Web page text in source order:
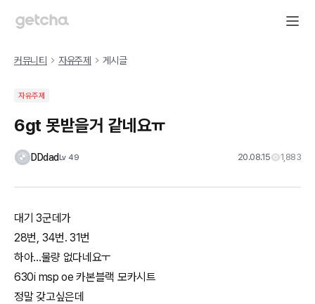
커뮤니티 자유주제 게시글
자유주제
6gt 못받을거 같네요ㅠ
DDdadLv49 20.08.15 1,883
대기 3군데가
28번, 34번. 31번
하아...물량 없다네요ㅜ
630i msp oe 카본블랙 모카시트
정말 갖고싶은데